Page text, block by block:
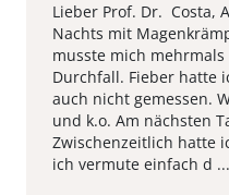
Lieber Prof. Dr. Costa,
Nachts mit
musste mich
Durchfall. Fieber hatte
auch nicht gemessen.
und k.o. Am nächsten
Zwischenzeitlich hatte
ich vermute einfach d ...